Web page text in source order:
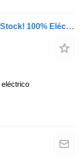
Maxus eDeliver 3 Proximamente en Stock! 100% Eléctrico - Nuevo - 50 Kw
eléctrico